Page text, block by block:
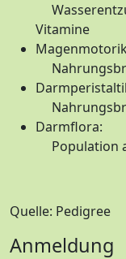
Anmeldung
Vitamine
Darmflora:
Population
Quelle: Pedigree